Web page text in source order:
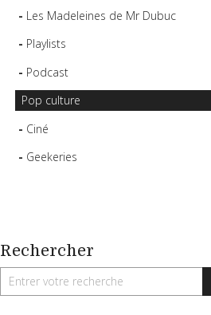
Les Madeleines de Mr Dubuc
Playlists
Podcast
Pop culture
Ciné
Geekeries
Rechercher